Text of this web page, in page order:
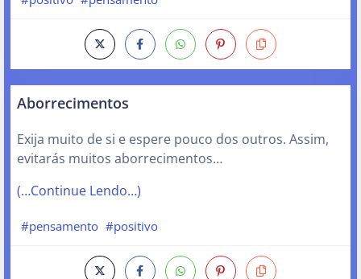
Aborrecimentos
Exija muito de si e espere pouco dos outros. Assim,
evitarás muitos aborrecimentos…
(…Continue Lendo…)
#pensamento #positivo